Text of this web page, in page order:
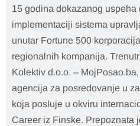
15 godina dokazanog uspeha
implementaciji sistema
unutar Fortune 500
regionalnih kompanija.
Kolektiv d.o.o. –
agencija za posredovanje u
koja posluje u okviru
Career iz Finske. Prepoznata